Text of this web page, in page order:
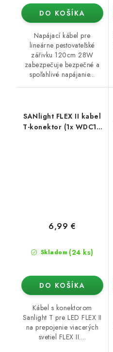
DO KOŠÍKA
Napájací kábel pre
lineárne pestovateľské
zářivku 120cm 28W
zabezpečuje bezpečné a
spoľahlivé napájanie...
SANlight FLEX II kabel
T-konektor (1x WDC19
Skladom (24 ks)
6,99 €
DO KOŠÍKA
Kábel s konektorom
Sanlight T pre LED FLEX II
na prepojenie viacerých
svetiel FLEX II....